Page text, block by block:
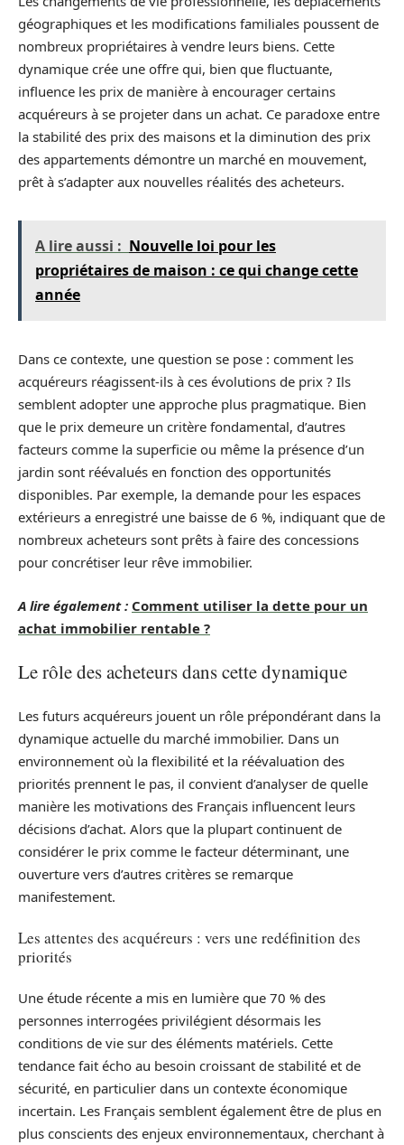
géographiques et les modifications familiales poussent de
nombreux propriétaires à vendre leurs biens. Cette
dynamique crée une offre qui, bien que fluctuante,
influence les prix de manière à encourager certains
acquéreurs à se projeter dans un achat. Ce paradoxe entre
la stabilité des prix des maisons et la diminution des prix
des appartements démontre un marché en mouvement,
prêt à s’adapter aux nouvelles réalités des acheteurs.
A lire aussi : Nouvelle loi pour les
propriétaires de maison : ce qui change cette
année
Dans ce contexte, une question se pose : comment les
acquéreurs réagissent-ils à ces évolutions de prix ? Ils
semblent adopter une approche plus pragmatique. Bien
que le prix demeure un critère fondamental, d’autres
facteurs comme la superficie ou même la présence d’un
jardin sont réévalués en fonction des opportunités
disponibles. Par exemple, la demande pour les espaces
extérieurs a enregistré une baisse de 6 %, indiquant que de
nombreux acheteurs sont prêts à faire des concessions
pour concrétiser leur rêve immobilier.
A lire également : Comment utiliser la dette pour un
achat immobilier rentable ?
Le rôle des acheteurs dans cette dynamique
Les futurs acquéreurs jouent un rôle prépondérant dans la
dynamique actuelle du marché immobilier. Dans un
environnement où la flexibilité et la réévaluation des
priorités prennent le pas, il convient d’analyser de quelle
manière les motivations des Français influencent leurs
décisions d’achat. Alors que la plupart continuent de
considérer le prix comme le facteur déterminant, une
ouverture vers d’autres critères se remarque
manifestement.
Les attentes des acquéreurs : vers une redéfinition des
priorités
Une étude récente a mis en lumière que 70 % des
personnes interrogées privilégient désormais les
conditions de vie sur des éléments matériels. Cette
tendance fait écho au besoin croissant de stabilité et de
sécurité, en particulier dans un contexte économique
incertain. Les Français semblent également être de plus en
plus conscients des enjeux environnementaux, cherchant à